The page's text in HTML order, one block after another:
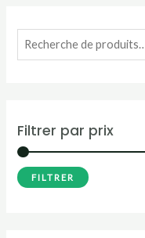
Filtrer par prix
FILTRER